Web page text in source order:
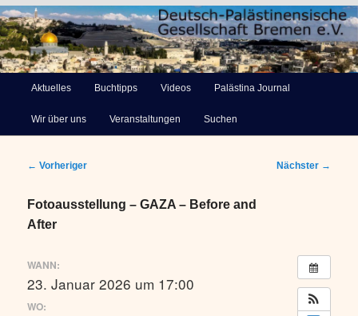
Deutsch-Palästinensische
Zum
primären
Aktuelles Buchtipps Videos Palästina Journal
Wir über uns Veranstaltungen Suchen
Beitragsnavigation
← Vorheriger Nächster →
Fotoausstellung – GAZA – Before and
After
WANN:
23. Januar 2026 um 17:00
WO: